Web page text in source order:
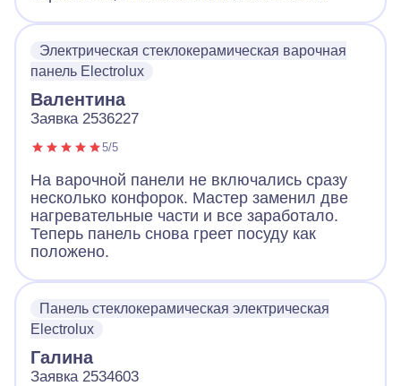
Электрическая стеклокерамическая варочная
панель Electrolux
Валентина
Заявка 2536227
5/5
На варочной панели не включались сразу
несколько конфорок. Мастер заменил две
нагревательные части и все заработало.
Теперь панель снова греет посуду как
положено.
Панель стеклокерамическая электрическая
Electrolux
Галина
Заявка 2534603